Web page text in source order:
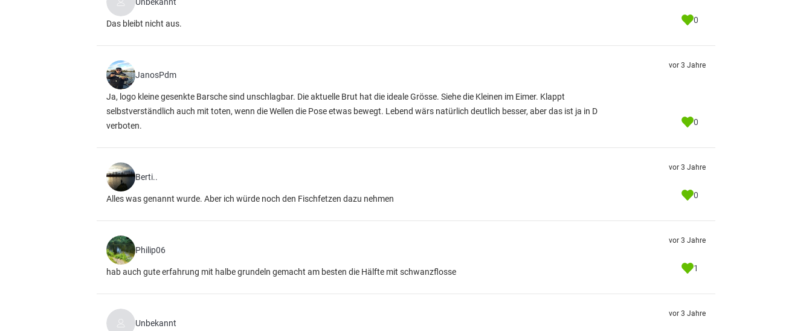
Das bleibt nicht aus. 0
JanosPdm
Ja, logo kleine gesenkte Barsche sind unschlagbar. Die aktuelle Brut hat die ideale Grösse. Siehe die Kleinen im Eimer. Klappt
selbstverständlich auch mit toten, wenn die Wellen die Pose etwas bewegt. Lebend wärs natürlich deutlich besser, aber das ist ja in D
verboten.
vor 3 Jahre
0
Berti..
Alles was genannt wurde. Aber ich würde noch den Fischfetzen dazu nehmen
vor 3 Jahre
0
Philip06
hab auch gute erfahrung mit halbe grundeln gemacht am besten die Hälfte mit schwanzflosse
vor 3 Jahre
1
Unbekannt
vor 3 Jahre